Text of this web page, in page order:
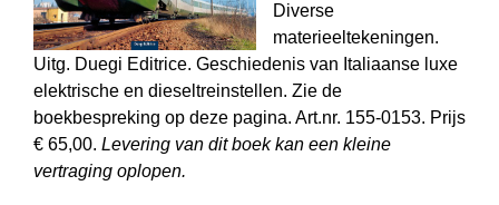
Diverse
materieeltekeningen.
Uitg. Duegi Editrice. Geschiedenis van Italiaanse luxe
elektrische en dieseltreinstellen. Zie de
boekbespreking op deze pagina. Art.nr. 155-0153. Prijs
€ 65,00. Levering van dit boek kan een kleine
vertraging oplopen.